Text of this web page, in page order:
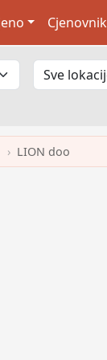
Cjenovnik
LION doo